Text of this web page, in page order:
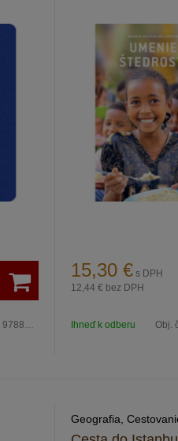
9788081617270
15,30 € s DPH
12,44 € bez DPH
Ihneď k odberu Obj.
Geografia,